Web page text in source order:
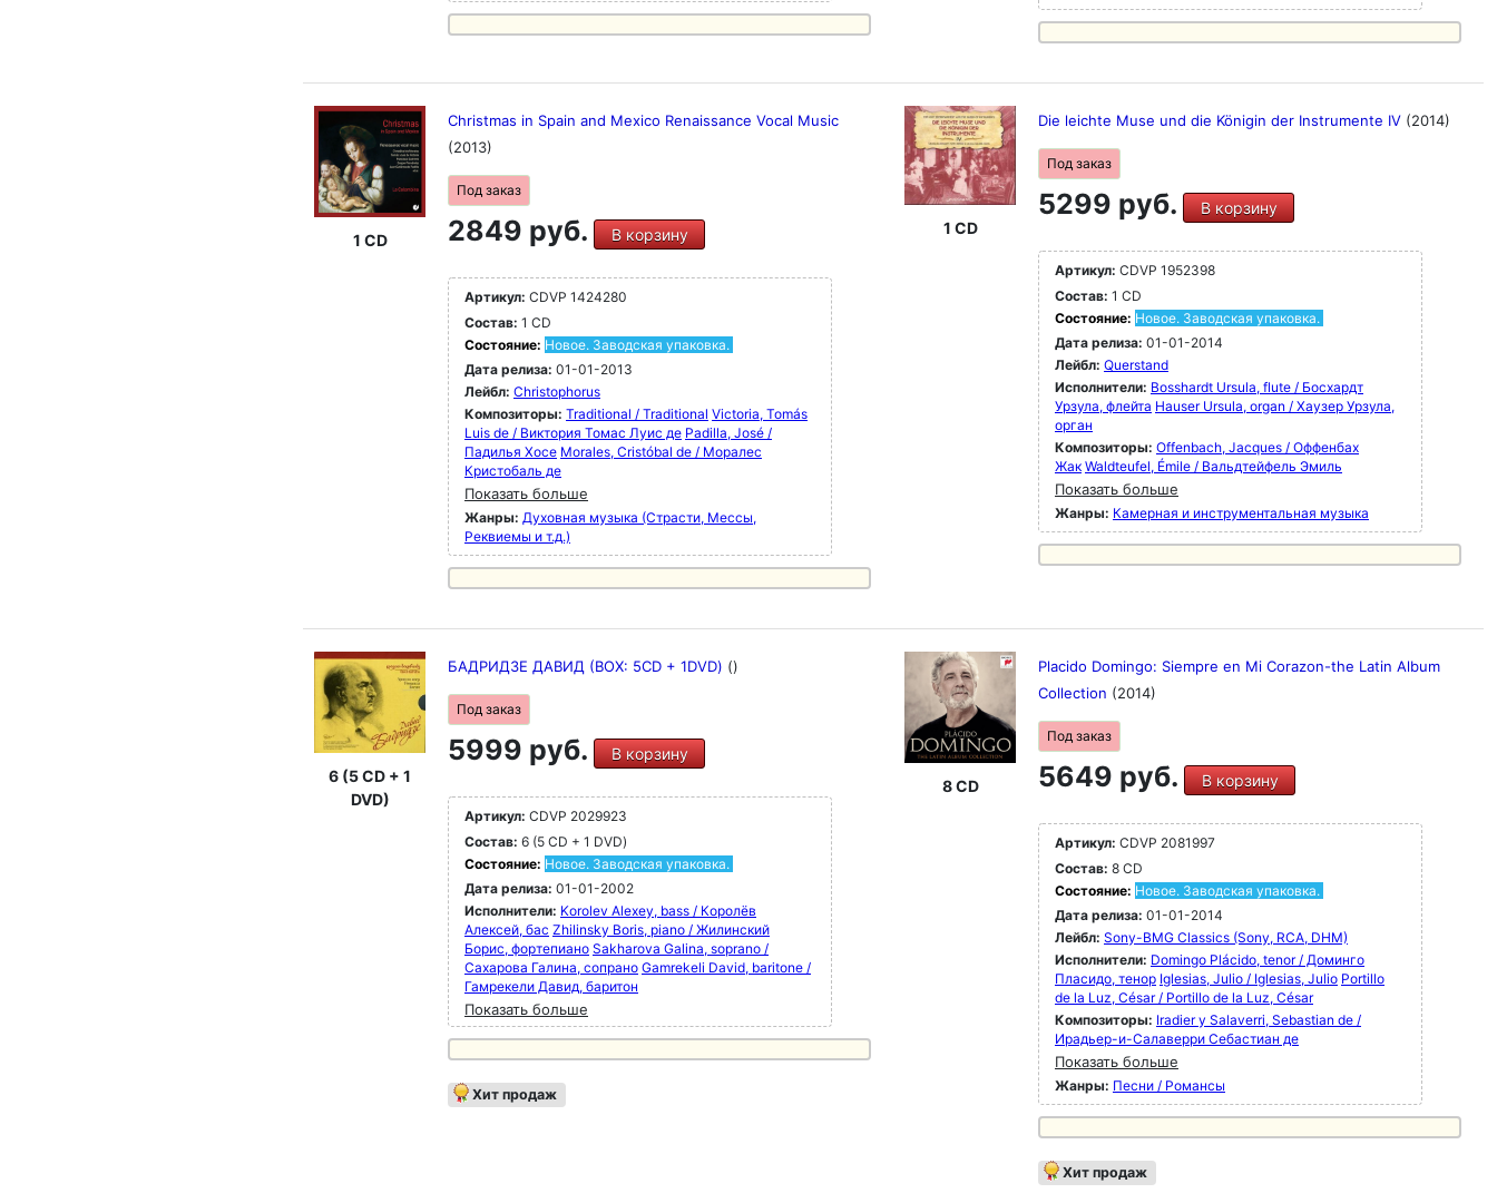
1 CD
Christmas in Spain and Mexico Renaissance Vocal Music
(2013)
Под заказ
2849 руб. В корзину
Артикул: CDVP 1424280
Состав: 1 CD
Состояние: Новое. Заводская упаковка.
Дата релиза: 01-01-2013
Лейбл: Christophorus
Композиторы: Traditional / Traditional Victoria, Tomás
Luis de / Виктория Томас Луис де Padilla, José /
Падилья Хосе Morales, Cristóbal de / Моралес
Кристобаль де
Показать больше
Жанры: Духовная музыка (Страсти, Мессы,
Реквиемы и т.д.)
1 CD
Die leichte Muse und die Königin der Instrumente IV (2014)
Под заказ
5299 руб. В корзину
Артикул: CDVP 1952398
Состав: 1 CD
Состояние: Новое. Заводская упаковка.
Дата релиза: 01-01-2014
Лейбл: Querstand
Исполнители: Bosshardt Ursula, flute / Босхардт
Урзула, флейта Hauser Ursula, organ / Хаузер Урзула,
орган
Композиторы: Offenbach, Jacques / Оффенбах
Жак Waldteufel, Émile / Вальдтейфель Эмиль
Показать больше
Жанры: Камерная и инструментальная музыка
6 (5 CD + 1
DVD)
БАДРИДЗЕ ДАВИД (BOX: 5CD + 1DVD) ()
Под заказ
5999 руб. В корзину
Артикул: CDVP 2029923
Состав: 6 (5 CD + 1 DVD)
Состояние: Новое. Заводская упаковка.
Дата релиза: 01-01-2002
Исполнители: Korolev Alexey, bass / Королёв
Алексей, бас Zhilinsky Boris, piano / Жилинский
Борис, фортепиано Sakharova Galina, soprano /
Сахарова Галина, сопрано Gamrekeli David, baritone /
Гамрекели Давид, баритон
Показать больше
Хит продаж
8 CD
Placido Domingo: Siempre en Mi Corazon-the Latin Album
Collection (2014)
Под заказ
5649 руб. В корзину
Артикул: CDVP 2081997
Состав: 8 CD
Состояние: Новое. Заводская упаковка.
Дата релиза: 01-01-2014
Лейбл: Sony-BMG Classics (Sony, RCA, DHM)
Исполнители: Domingo Plácido, tenor / Доминго
Пласидо, тенор Iglesias, Julio / Iglesias, Julio Portillo
de la Luz, César / Portillo de la Luz, César
Композиторы: Iradier y Salaverri, Sebastian de /
Ирадьер-и-Салаверри Себастиан де
Показать больше
Жанры: Песни / Романсы
Хит продаж